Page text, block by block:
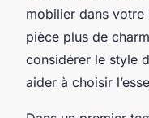
mobilier dans
pièce plus de
considérer le style
aider à choisir